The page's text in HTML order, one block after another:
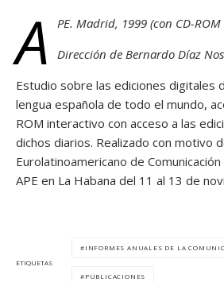
A
PE. Madrid, 1999 (con CD-
Dirección de Bernardo Díaz
Estudio sobre las ediciones digitales
lengua española de todo el mundo,
ROM interactivo con acceso a las
dichos diarios. Realizado con motivo
Eurolatinoamericano de Comunicación
APE en La Habana del 11 al 13 de
ETIQUETAS
INFORMES ANUALES DE LA
PUBLICACIONES